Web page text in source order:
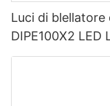
Luci di
DIPE100X2 LED